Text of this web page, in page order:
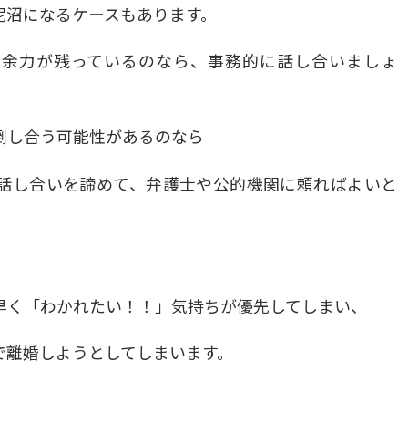
になるケースもあります。
力が残っているのなら、事務的に話し合いましょ
合う可能性があるのなら
し合いを諦めて、弁護士や公的機関に頼ればよいと
「わかれたい！！」気持ちが優先してしまい、
婚しようとしてしまいます。